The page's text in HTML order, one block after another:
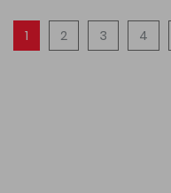
1 2 3 4